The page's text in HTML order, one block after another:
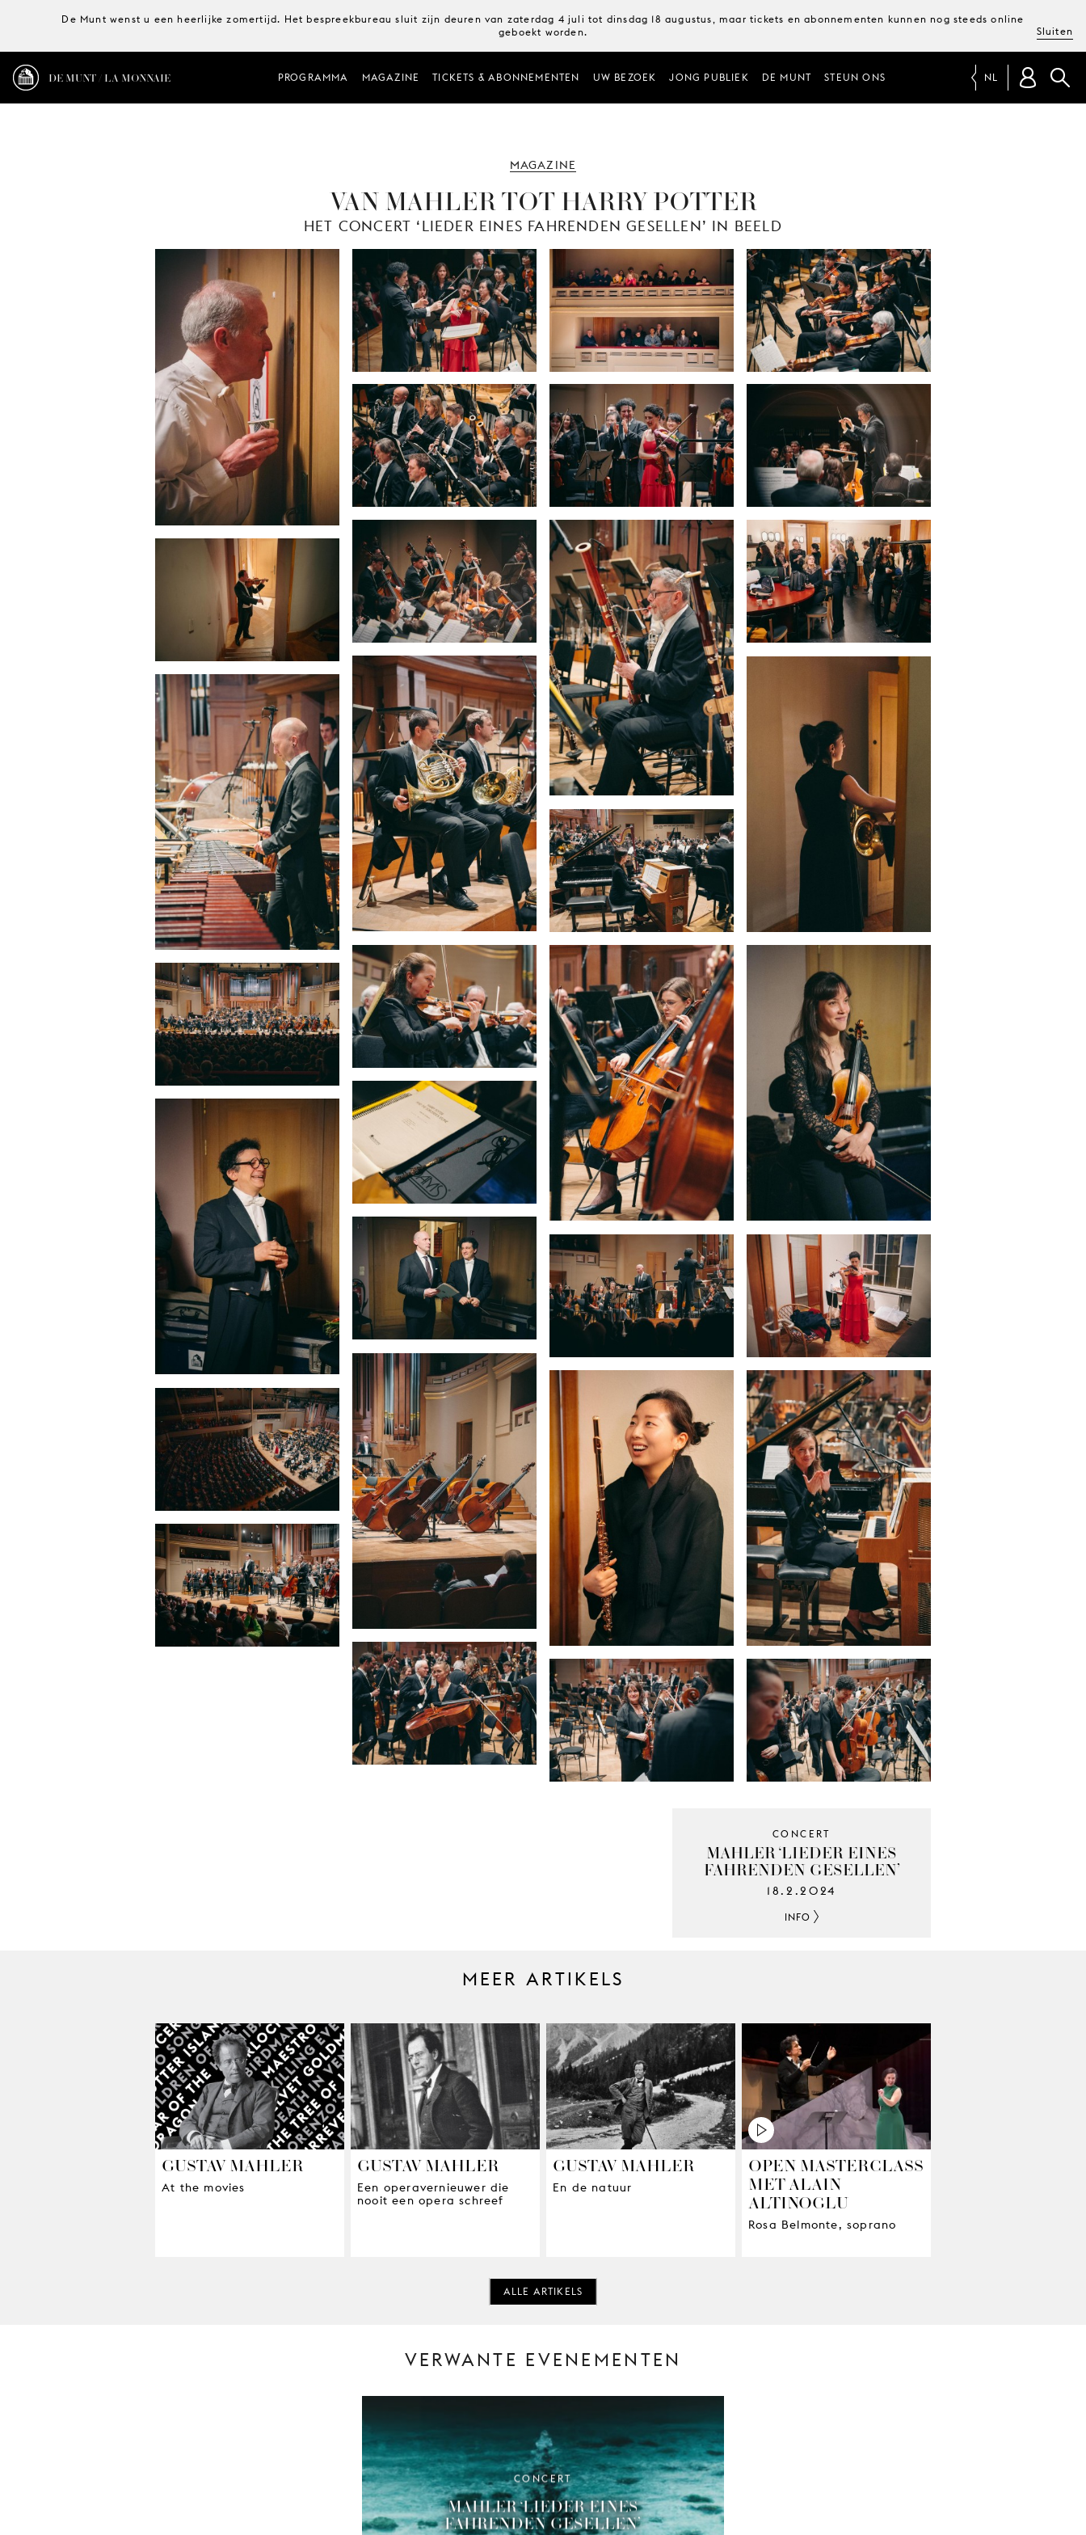
De Munt wenst u een heerlijke zomertijd. Het bespreekbureau sluit zijn deuren van zaterdag 4 juli tot dinsdag 18 augustus, maar tickets en abonnementen kunnen nog steeds online
geboekt worden.
Sluiten
DE MUNT / LA MONNAIE PROGRAMMA MAGAZINE TICKETS & ABONNEMENTEN UW BEZOEK JONG PUBLIEK DE MUNT STEUN ONS NL
MAGAZINE
VAN MAHLER TOT HARRY POTTER
HET CONCERT ‘LIEDER EINES FAHRENDEN GESELLEN’ IN BEELD
CONCERT
MAHLER ‘LIEDER EINES
FAHRENDEN GESELLEN’
18.2.2024
INFO
MEER ARTIKELS
GUSTAV MAHLER
At the movies
GUSTAV MAHLER
Een operavernieuwer die
nooit een opera schreef
GUSTAV MAHLER
En de natuur
OPEN MASTERCLASS
MET ALAIN
ALTINOGLU
Rosa Belmonte, soprano
ALLE ARTIKELS
VERWANTE EVENEMENTEN
CONCERT
MAHLER ‘LIEDER EINES
FAHRENDEN GESELLEN’